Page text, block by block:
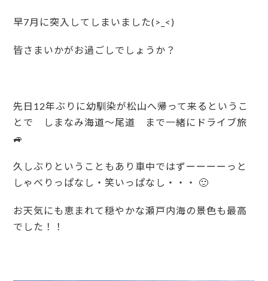
早7月に突入してしまいました(>_<)
皆さまいかがお過ごしでしょうか？
先日12年ぶりに幼馴染が松山へ帰って来るというこ
とで しまなみ海道～尾道 まで一緒にドライブ旅
🚙
久しぶりということもあり車中ではずーーーーっと
しゃべりっぱなし・笑いっぱなし・・・ 🙂
お天気にも恵まれて穏やかな瀬戸内海の景色も最高
でした！！